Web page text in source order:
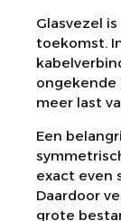
Glasvezel
toekomst.
ongekende
meer last
Een
exact even
Daardoor
grote